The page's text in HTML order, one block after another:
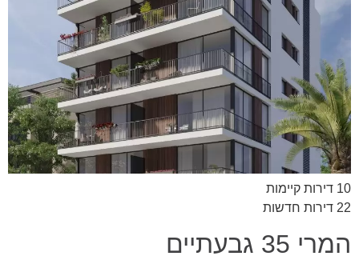
10 דירות קיימות
22 דירות חדשות
המרי 35 גבעתיים